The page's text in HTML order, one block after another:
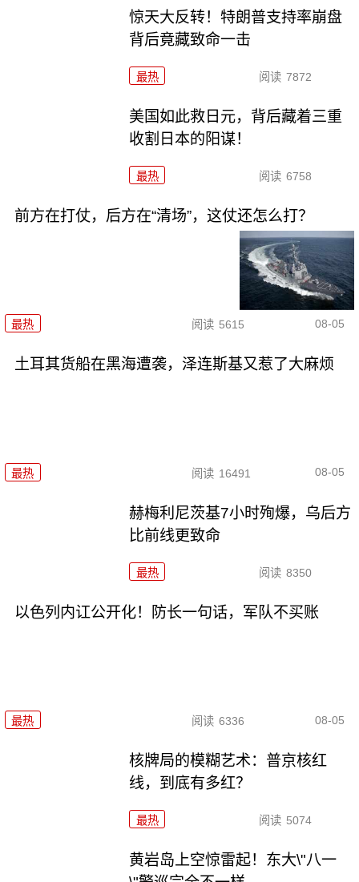
惊天大反转！特朗普支持率崩盘
背后竟藏致命一击
最热 阅读 7872
美国如此救日元，背后藏着三重
收割日本的阳谋！
最热 阅读 6758
前方在打仗，后方在“清场”，这仗还怎么打？
最热 阅读 5615 08-05
土耳其货船在黑海遭袭，泽连斯基又惹了大麻烦
最热 阅读 16491 08-05
赫梅利尼茨基7小时殉爆，乌后方
比前线更致命
最热 阅读 8350
以色列内讧公开化！防长一句话，军队不买账
最热 阅读 6336 08-05
核牌局的模糊艺术：普京核红
线，到底有多红？
最热 阅读 5074
黄岩岛上空惊雷起！东大\"八一